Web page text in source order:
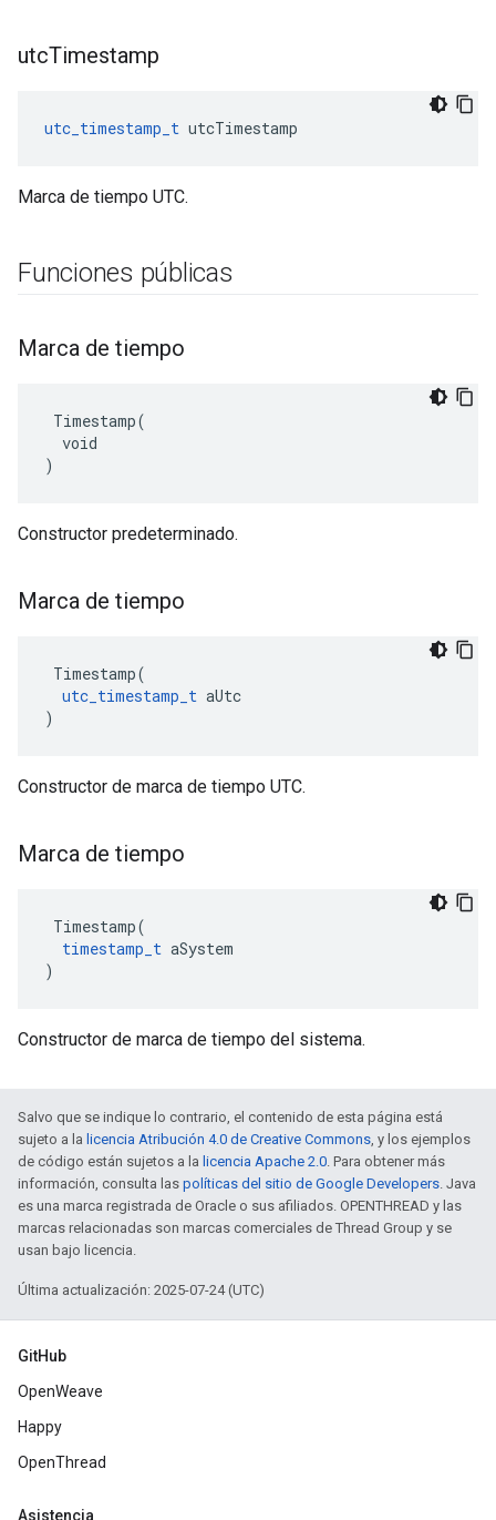
utcTimestamp
utc_timestamp_t utcTimestamp
Marca de tiempo UTC.
Funciones públicas
Marca de tiempo
Timestamp(
  void
)
Constructor predeterminado.
Marca de tiempo
Timestamp(
utc_timestamp_t aUtc
)
Constructor de marca de tiempo UTC.
Marca de tiempo
Timestamp(
timestamp_t aSystem
)
Constructor de marca de tiempo del sistema.
Salvo que se indique lo contrario, el contenido de esta página está
sujeto a la licencia Atribución 4.0 de Creative Commons, y los ejemplos
de código están sujetos a la licencia Apache 2.0. Para obtener más
información, consulta las políticas del sitio de Google Developers. Java
es una marca registrada de Oracle o sus afiliados. OPENTHREAD y las
marcas relacionadas son marcas comerciales de Thread Group y se
usan bajo licencia.
Última actualización: 2025-07-24 (UTC)
GitHub
OpenWeave
Happy
OpenThread
Asistencia